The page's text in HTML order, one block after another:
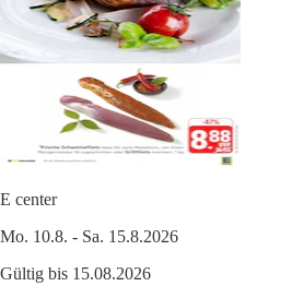
E center
Mo. 10.8. - Sa. 15.8.2026
Gültig bis 15.08.2026